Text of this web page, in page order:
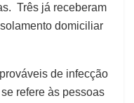
Três já receberam
domiciliar
de infecção
refere às pessoas